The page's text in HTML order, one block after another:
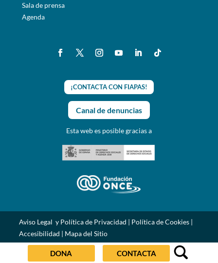
Sala de prensa
Agenda
¡CONTACTA CON FIAPAS!
Canal de denuncias
Esta web es posible gracias a
Aviso Legal y Política de Privacidad | Política de Cookies|
Accesibilidad | Mapa del Sitio
DONA CONTACTA